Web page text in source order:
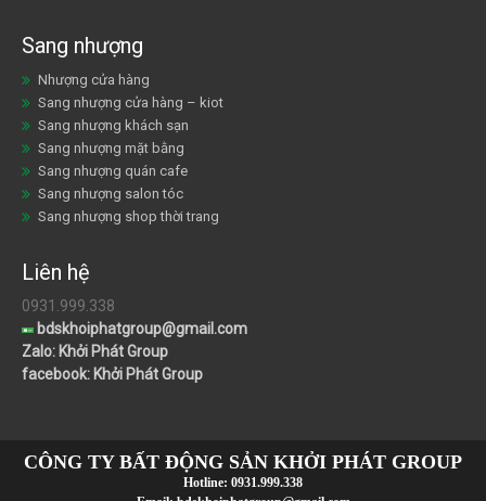
Sang nhượng
Nhượng cửa hàng
Sang nhượng cửa hàng – kiot
Sang nhượng khách sạn
Sang nhượng mặt bằng
Sang nhượng quán cafe
Sang nhượng salon tóc
Sang nhượng shop thời trang
Liên hệ
0931.999.338
bdskhoiphatgroup@gmail.com
Zalo: Khởi Phát Group
facebook: Khởi Phát Group
CÔNG TY BẤT ĐỘNG SẢN KHỞI PHÁT GROUP
Hotline: 0931.999.338